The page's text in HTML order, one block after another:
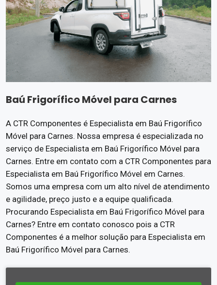
Baú Frigorífico Móvel para Carnes
A CTR Componentes é Especialista em Baú Frigorífico
Móvel para Carnes. Nossa empresa é especializada no
serviço de Especialista em Baú Frigorífico Móvel para
Carnes. Entre em contato com a CTR Componentes para
Especialista em Baú Frigorífico Móvel em Carnes.
Somos uma empresa com um alto nível de atendimento
e agilidade, preço justo e a equipe qualificada.
Procurando Especialista em Baú Frigorífico Móvel para
Carnes? Entre em contato conosco pois a CTR
Componentes é a melhor solução para Especialista em
Baú Frigorífico Móvel para Carnes.